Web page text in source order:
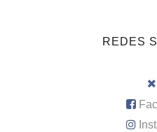
REDES